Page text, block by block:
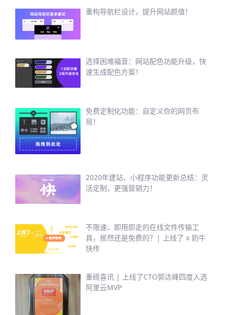
重构导航栏设计，提升网站颜值！
选择困难福音：网站配色功能升级，快
速生成配色方案！
免费定制化功能：自定义你的网页布
局！
2020年建站、小程序功能更新总结：灵
活定制，更强营销力！
不限速、即用即走的在线文件传输工
具，居然还是免费的？| 上线了 x 奶牛
快传
重磅喜讯 | 上线了CTO郭达峰四度入选
阿里云MVP